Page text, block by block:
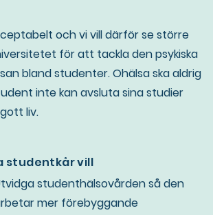
och vi vill därför se större
för att tackla den psykiska
bland studenter. Ohälsa ska aldrig
inte kan avsluta sina studier
liv.
studentkår vill
studenthälsovården så den
mer förebyggande